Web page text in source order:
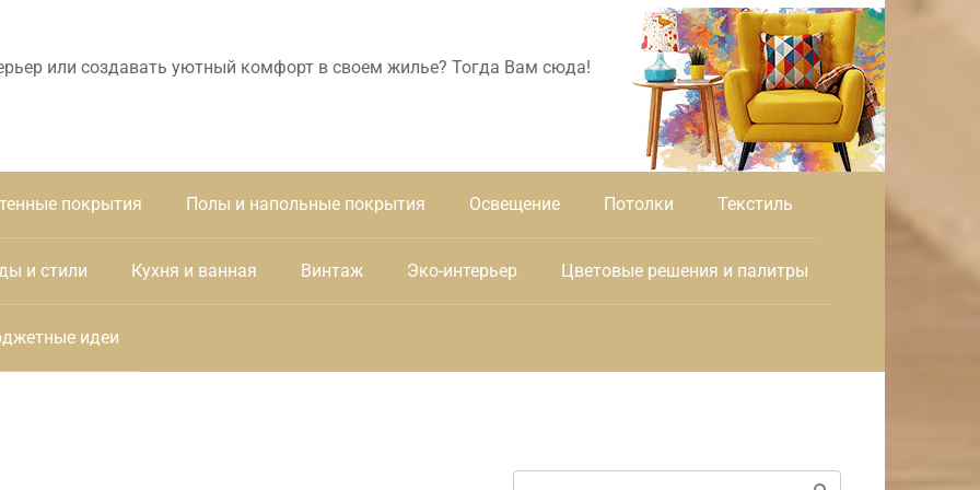
или создавать уютный комфорт в своем жилье? Тогда Вам сюда!
покрытия Полы и напольные покрытия Освещение Потолки Текстиль
и стили Кухня и ванная Винтаж Эко-интерьер Цветовые решения и палитры
идеи